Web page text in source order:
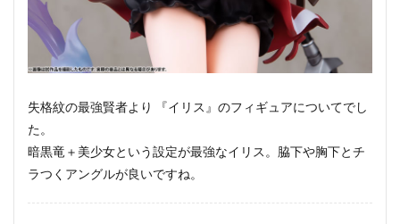
失格紋の最強賢者より 『イリス』のフィギュアについてでし
た。
暗黒竜＋美少女という設定が最強なイリス。脇下や胸下とチ
ラつくアングルが良いですね。